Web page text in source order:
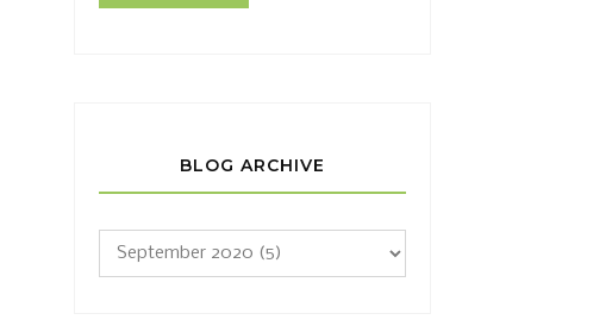
BLOG ARCHIVE